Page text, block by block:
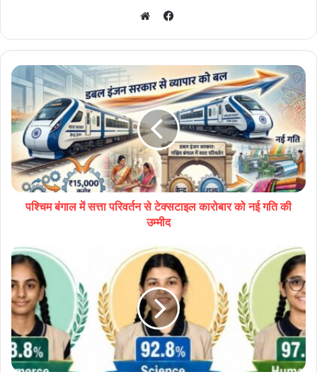
Facebook
पश्चिम बंगाल में सत्ता परिवर्तन से टेक्सटाइल कारोबार को नई गति की
उम्मीद